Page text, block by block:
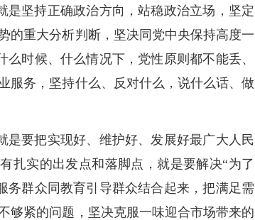
坚持正确政治方向，站稳政治立场，坚定
的重大分析判断，坚决同党中央保持高度一
时候、什么情况下，党性原则都不能丢、
服务，坚持什么、反对什么，说什么话、做
是要把实现好、维护好、发展好最广大人民
扎实的出发点和落脚点，就是要解决“为了
务群众同教育引导群众结合起来，把满足需
够紧的问题，坚决克服一味迎合市场带来的